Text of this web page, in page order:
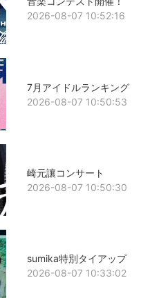
2026-08-07 10:52:16
7月アイドルランキング
2026-08-07 10:50:53
崎元讓コンサート
2026-08-07 10:50:30
sumika特別タイアップ
2026-08-07 10:33:02